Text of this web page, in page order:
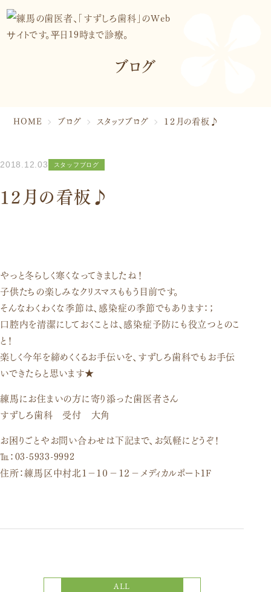
院内紹介・アクセス
マイクロスコープ棟「はなれ」
トリートメントコーディネーター
プライバシーポリシー
診療案内
虫歯治療・根管治療
口腔外科
ブログ
HOME ブログ スタッフブログ １２月の看板♪
2018.12.03 スタッフブログ
１２月の看板♪
やっと冬らしく寒くなってきましたね！
子供たちの楽しみなクリスマスももう目前です。
そんなわくわくな季節は、感染症の季節でもあります：；
口腔内を清潔にしておくことは、感染症予防にも役立つとのこ
と！
楽しく今年を締めくくるお手伝いを、すずしろ歯科でもお手伝
いできたらと思います★
練馬にお住まいの方に寄り添った歯医者さん
すずしろ歯科 受付 大角
お困りごとやお問い合わせは下記まで、お気軽にどうぞ！
℡：03-5933-9992
住所：練馬区中村北１－１０－１２－メディカルポート１F
ALL